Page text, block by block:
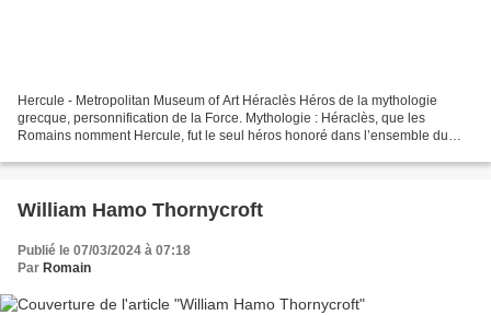
Hercule - Metropolitan Museum of Art Héraclès Héros de la mythologie
grecque, personnification de la Force. Mythologie : Héraclès, que les
Romains nomment Hercule, fut le seul héros honoré dans l’ensemble du
William Hamo Thornycroft
Publié le 07/03/2024 à 07:18
Par Romain